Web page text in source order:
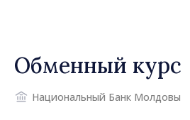
Обменный курс
Национальный Банк Молдовы